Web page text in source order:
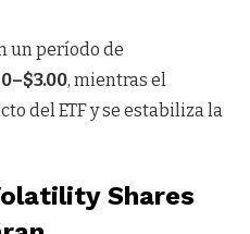
un período de
, mientras el
del ETF y se estabiliza la
Shares